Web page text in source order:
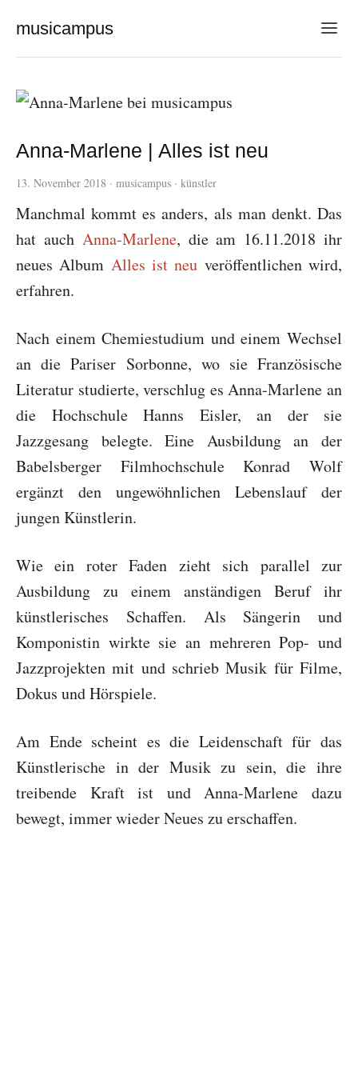
musicampus
Anna-Marlene | Alles ist neu
13. November 2018 · musicampus · künstler
Manchmal kommt es anders, als man denkt. Das
hat auch Anna-Marlene, die am 16.11.2018 ihr
neues Album Alles ist neu veröffentlichen wird,
erfahren.
Nach einem Chemiestudium und einem Wechsel
an die Pariser Sorbonne, wo sie Französische
Literatur studierte, verschlug es Anna-Marlene an
die Hochschule Hanns Eisler, an der sie
Jazzgesang belegte. Eine Ausbildung an der
Babelsberger Filmhochschule Konrad Wolf
ergänzt den ungewöhnlichen Lebenslauf der
jungen Künstlerin.
Wie ein roter Faden zieht sich parallel zur
Ausbildung zu einem anständigen Beruf ihr
künstlerisches Schaffen. Als Sängerin und
Komponistin wirkte sie an mehreren Pop- und
Jazzprojekten mit und schrieb Musik für Filme,
Dokus und Hörspiele.
Am Ende scheint es die Leidenschaft für das
Künstlerische in der Musik zu sein, die ihre
treibende Kraft ist und Anna-Marlene dazu
bewegt, immer wieder Neues zu erschaffen.